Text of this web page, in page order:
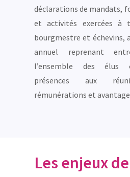
déclarations de mandats,
et activités exercées à
bourgmestre et échevins,
annuel reprenant
l’ensemble des élus
présences aux
rémunérations et
Les enjeux de